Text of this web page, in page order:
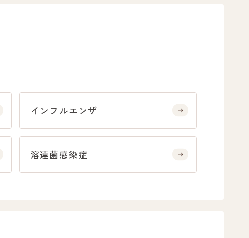
インフルエンザ
溶連菌感染症